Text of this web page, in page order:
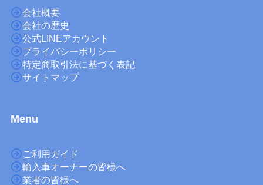
会社概要
会社の歴史
公式LINEアカウント
プライバシーポリシー
特定商取引法に基づく表記
サイトマップ
Menu
ご利用ガイド
輸入車オーナーの皆様へ
業者の皆様へ